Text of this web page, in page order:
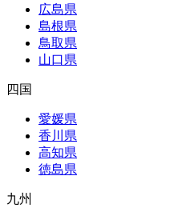
広島県
島根県
鳥取県
山口県
四国
愛媛県
香川県
高知県
徳島県
九州